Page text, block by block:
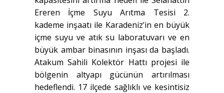
Ereren İçme Suyu Arıtma Tesisi 2.
kademe inşaatı ile Karadeniz’in en büyük
içme suyu ve atık su laboratuvarı ve en
büyük ambar binasının inşası da başladı.
Atakum Sahili Kolektör Hattı projesi ile
bölgenin altyapı gücünün artırılması
hedeflendi. 17 ilçede sağlıklı ve kesintisiz